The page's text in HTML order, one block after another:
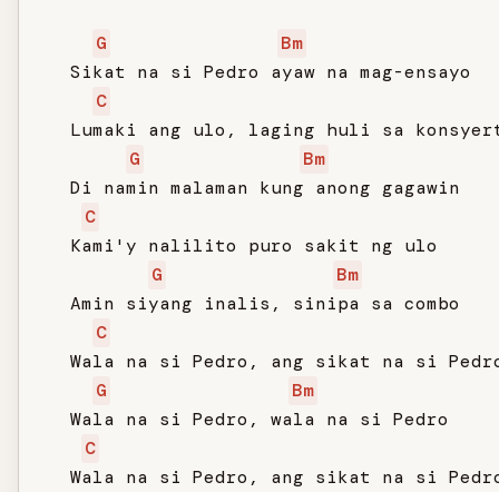
G
Bm
   Sikat na si Pedro ayaw na mag-ensayo
C
Lumaki ang ulo, laging huli sa
G
Bm
   Di namin malaman kung anong gagawin
C
   Kami'y nalilito puro sakit ng ulo
G
Bm
   Amin siyang inalis, sinipa sa combo
C
Wala na si Pedro, ang sikat na si
G
Bm
   Wala na si Pedro, wala na si Pedro
C
Wala na si Pedro, ang sikat na si